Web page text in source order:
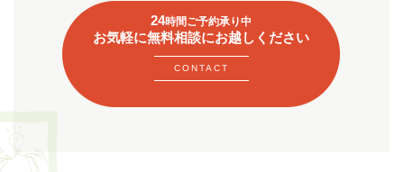
24時間ご予約承り中
お気軽に無料相談にお越しください
CONTACT